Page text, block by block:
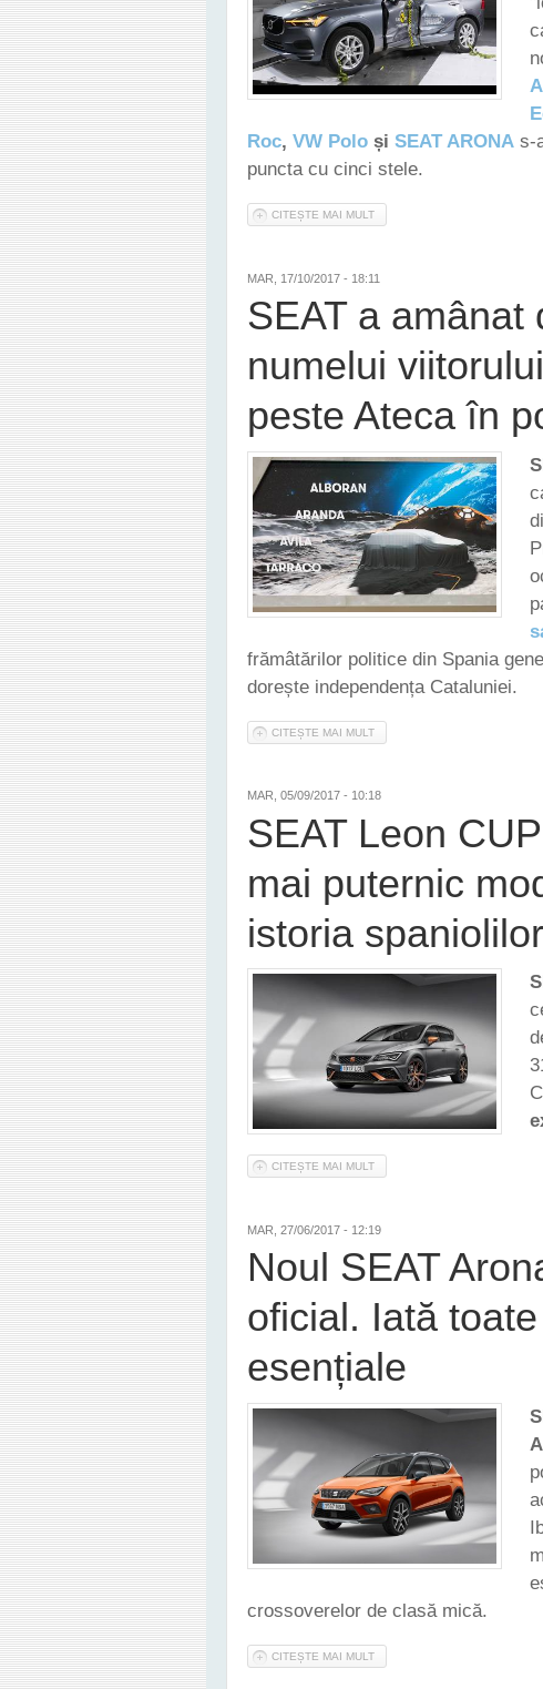
Roc, VW Polo și SEAT ARONA s-
puncta cu cinci stele.
CITEȘTE MAI MULT
MAR, 17/10/2017 - 18:11
SEAT a amânat
numelui
peste Ateca în
frămâtărilor politice din Spania
dorește independența Cataluniei.
CITEȘTE MAI MULT DESPRE SEAT A AMÂNAT
MAR, 05/09/2017 - 10:18
SEAT Leon
mai puternic
istoria spaniolilor
CITEȘTE MAI MULT
MAR, 27/06/2017 - 12:19
Noul SEAT
oficial. Iată
esențiale
crossoverelor de clasă mică.
CITEȘTE MAI MULT